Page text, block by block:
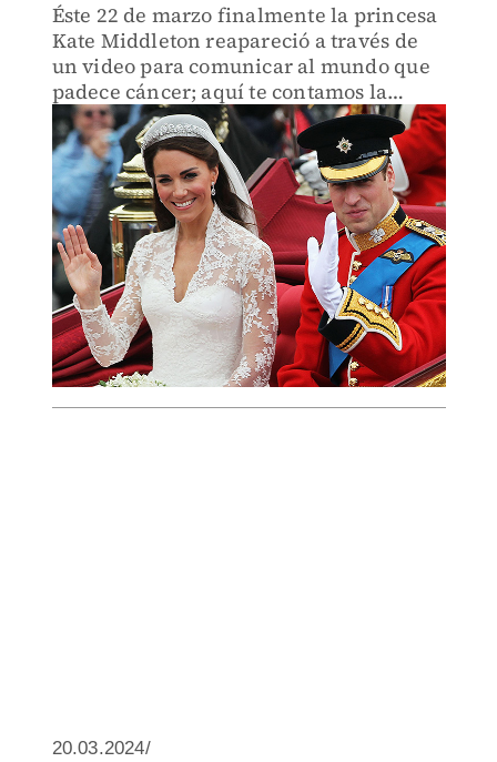
Éste 22 de marzo finalmente la princesa
Kate Middleton reapareció a través de
un video para comunicar al mundo que
padece cáncer; aquí te contamos la
historia de amor de los príncipes de
Gales.
20.03.2024/